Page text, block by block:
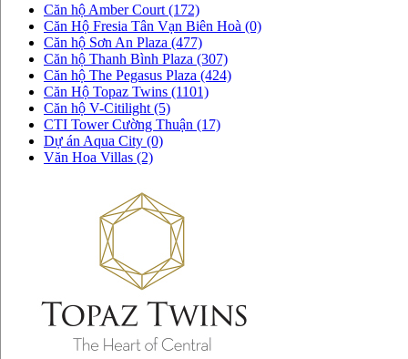
Căn hộ Amber Court (172)
Căn Hộ Fresia Tân Vạn Biên Hoà (0)
Căn hộ Sơn An Plaza (477)
Căn hộ Thanh Bình Plaza (307)
Căn hộ The Pegasus Plaza (424)
Căn Hộ Topaz Twins (1101)
Căn hộ V-Citilight (5)
CTI Tower Cường Thuận (17)
Dự án Aqua City (0)
Văn Hoa Villas (2)